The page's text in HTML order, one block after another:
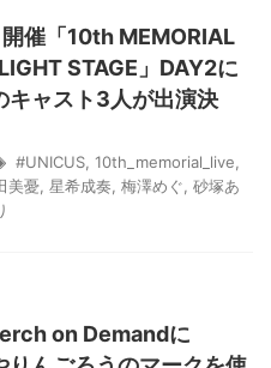
催「10th MEMORIAL
STAGE」DAY2に
キャスト3人が出演決
#UNICUS 10th_memorial_live
美憂 星希成奏 梅澤めぐ 砂塚あ
on Demandに